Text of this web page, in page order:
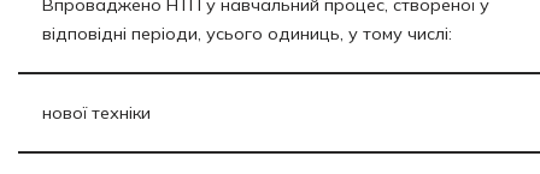
Впроваджено НТП у навчальний процес, створеної у
відповідні періоди, усього одиниць, у тому числі:
нової техніки